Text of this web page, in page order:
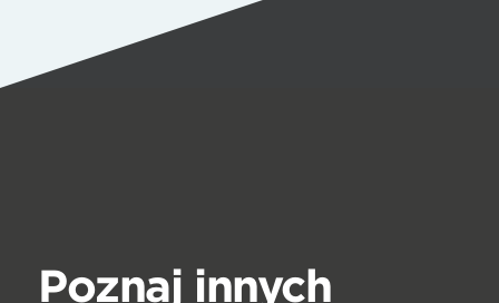
Poznaj innych